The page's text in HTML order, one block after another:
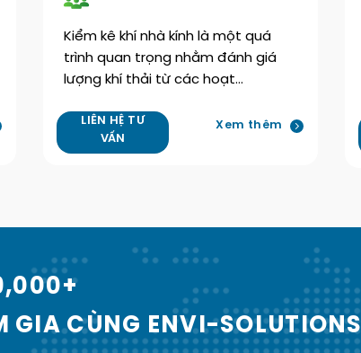
Kiểm kê khí nhà kính là một quá
trình quan trọng nhằm đánh giá
lượng khí thải từ các hoạt…
LIÊN HỆ TƯ
VẤN
Xem thêm
GIA CÙNG ENVI-SOLUTIONS